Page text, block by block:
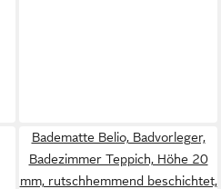
Badematte Belio, Badvorleger,
Badezimmer Teppich, Höhe 20
mm, rutschhemmend beschichtet,